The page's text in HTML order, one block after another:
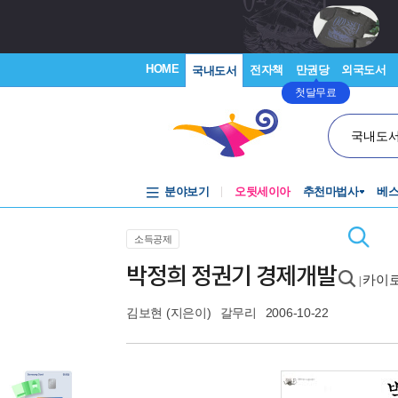
HOME 국내도서 전자책 만권당
첫달무료
외국도서
국내도
분야보기 오뒷세이아 추천마법사 베
소득공제
박정희 정권기 경제개발 카이
김보현 (지은이) 갈무리 2006-10-22